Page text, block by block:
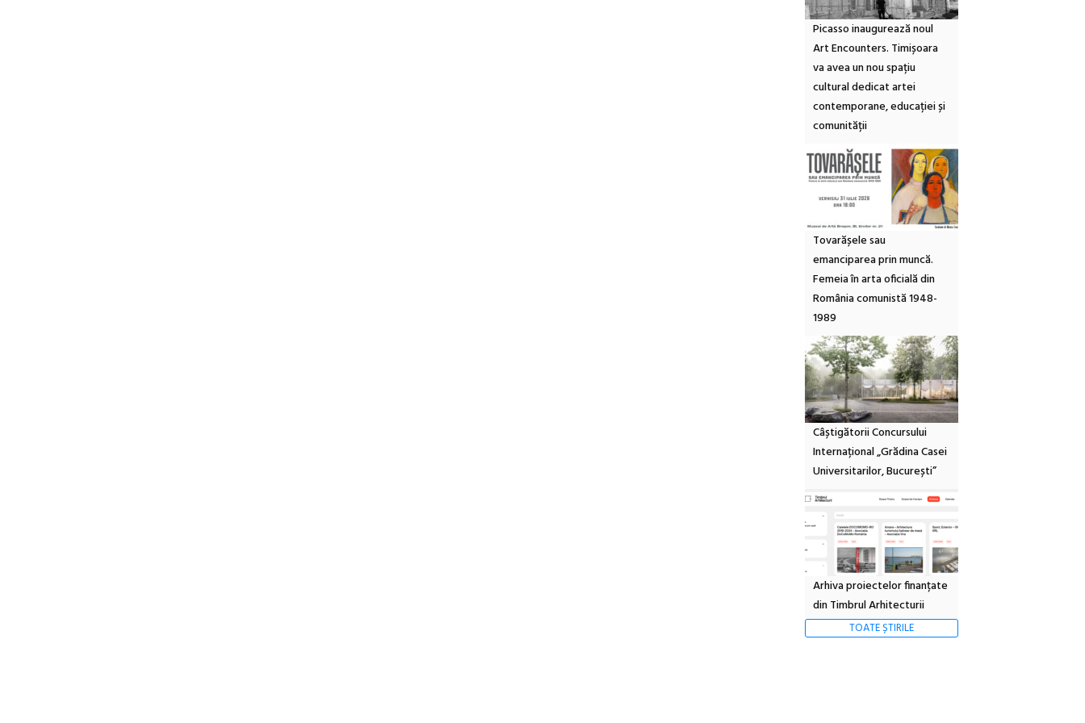
Picasso inaugurează noul
Art Encounters. Timișoara
va avea un nou spațiu
cultural dedicat artei
contemporane, educației și
comunității
Tovarășele sau
emanciparea prin muncă.
Femeia în arta oficială din
România comunistă 1948-
1989
Câștigătorii Concursului
Internațional „Grădina Casei
Universitarilor, București”
Arhiva proiectelor finanțate
din Timbrul Arhitecturii
TOATE ȘTIRILE